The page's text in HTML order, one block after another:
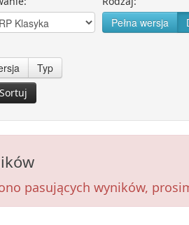
Pełna wersja
Typ
pasujących wyników,